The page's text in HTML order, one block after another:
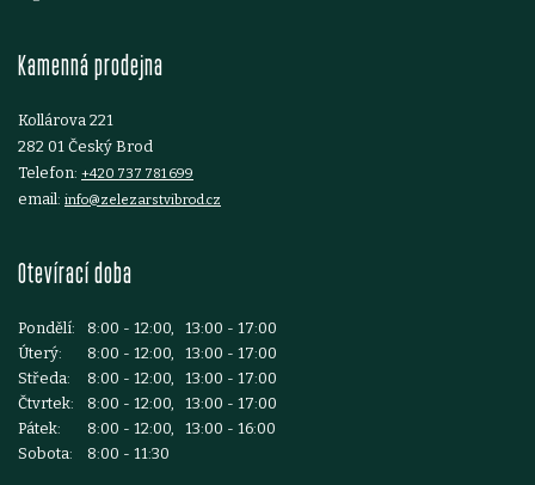
Kamenná prodejna
Kollárova 221
282 01 Český Brod
Telefon: +420 737 781 699
email: info@zelezarstvibrod.cz
Otevírací doba
Pondělí:
8:00 - 12:00, 13:00 - 17:00
Úterý:
8:00 - 12:00, 13:00 - 17:00
Středa:
8:00 - 12:00, 13:00 - 17:00
Čtvrtek:
8:00 - 12:00, 13:00 - 17:00
Pátek:
8:00 - 12:00, 13:00 - 16:00
Sobota:
8:00 - 11:30